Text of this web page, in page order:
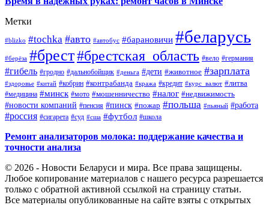
Метки
#blizko #tochka #авто #автобус #барановичи #беларусь
#берёза #брест#брестская_область #вело #германия
#гибель #гродно #дальнобойщик #деньга #дети #животное #зарплата
#здоровье #китай #кобрин #контрабанда #кража #кредит #курс_валют #литва
#медицина #минск #мото #мошенничество #налог #недвижимость
#новости компаний #пенсия #пинск #пожар #польша #пьяный #работа
#россия #сигарета #суд #сша #футбол #школа
Ремонт анализаторов молока: поддержание качества и
точности анализа
© 2026 - Новости Беларуси и мира. Все права защищены.
Любое копирование материалов с нашего ресурса разрешается
только с обратной активной ссылкой на страницу статьи.
Все материалы опубликованные на сайте взяты с открытых